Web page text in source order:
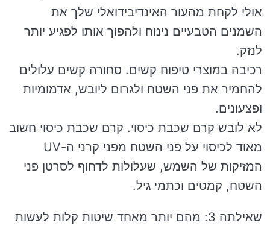
אולי לקחת מהעור האינדיבידואלי שלך את
השמנים הטבעיים נינוח ולהפוך אותו לפגיע יותר
לנזק.
רכיבה במוצרי טיפוח קשים. סחורה קשים עלולים
להחמיר את פני השטח ולגרום ליובש, אדמומיות
ופצעונים.
לא לובש קרם שכבת כיסוי. קרם שכבת כיסוי חשוב
מאוד לכיסוי על פני השטח מפני קרני ה-UV
המזיקות של השמש, שעלולות לדחוף לסרטן פני
השטח, קמטים וכתמי גיל.
שאילתה 3: מהם יותר מאחד שיטות קלות לעשות